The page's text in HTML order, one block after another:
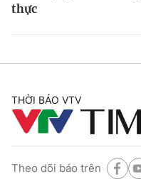
thực
THỜI BÁO VTV
Theo dõi báo trên